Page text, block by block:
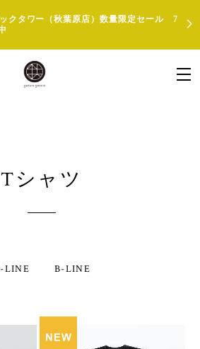
クタワー（秋葉原店）数量限定セール 7
Tシャツ
LINE B-LINE